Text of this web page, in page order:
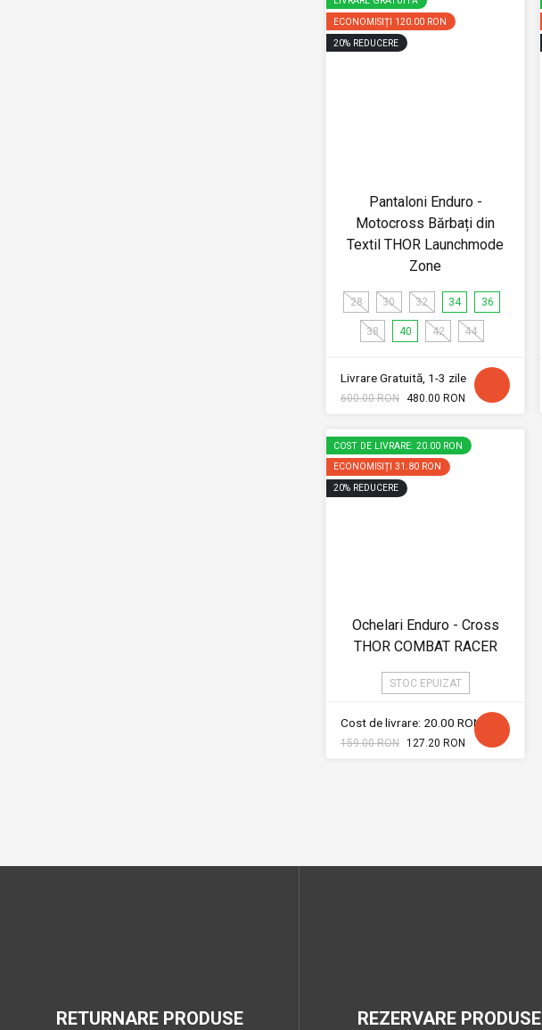
ECONOMISIȚI 120.00 RON
20% REDUCERE
Pantaloni Enduro -
Motocross Bărbați din
Textil THOR Launchmode
Zone
28 30 32 34 36
38 40 42 44
Livrare Gratuită, 1-3 zile
600.00 RON 480.00 RON
COST DE LIVRARE: 20.00 RON
ECONOMISIȚI 31.80 RON
20% REDUCERE
Ochelari Enduro - Cross
THOR COMBAT RACER
STOC EPUIZAT
Cost de livrare: 20.00 RON
159.00 RON 127.20 RON
RETURNARE PRODUSE REZERVARE PRODUSE